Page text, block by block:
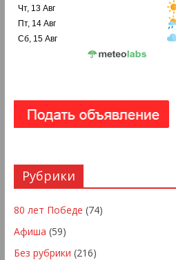
Чт, 13 Авг
Пт, 14 Авг
Сб, 15 Авг
Рубрики
80 лет Победе (74)
Афиша (59)
Без рубрики (216)